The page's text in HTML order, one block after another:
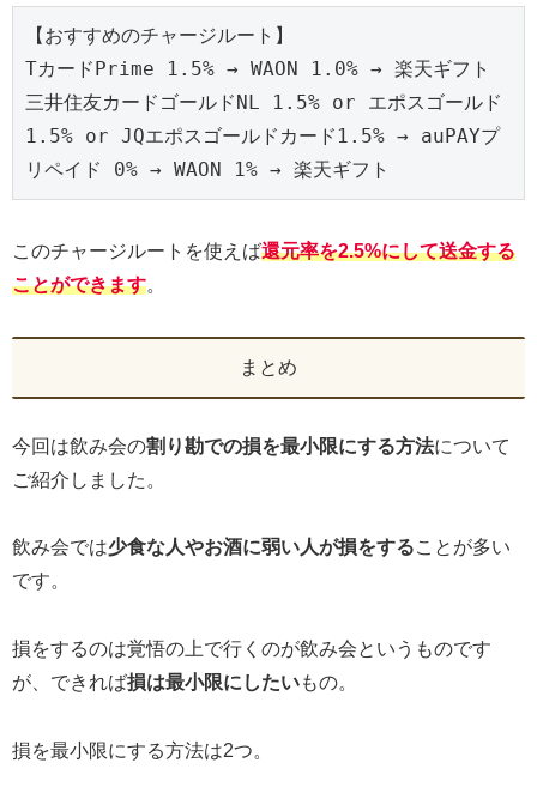
【おすすめのチャージルート】
TカードPrime 1.5% → WAON 1.0% → 楽天ギフト
三井住友カードゴールドNL 1.5% or エポスゴールド
1.5% or JQエポスゴールドカード1.5% → auPAYプ
リペイド 0% → WAON 1% → 楽天ギフト
このチャージルートを使えば還元率を2.5%にして送金する
ことができます。
まとめ
今回は飲み会の割り勘での損を最小限にする方法について
ご紹介しました。
飲み会では少食な人やお酒に弱い人が損をすることが多い
です。
損をするのは覚悟の上で行くのが飲み会というものです
が、できれば損は最小限にしたいもの。
損を最小限にする方法は2つ。